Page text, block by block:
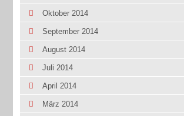
Oktober 2014
September 2014
August 2014
Juli 2014
April 2014
März 2014